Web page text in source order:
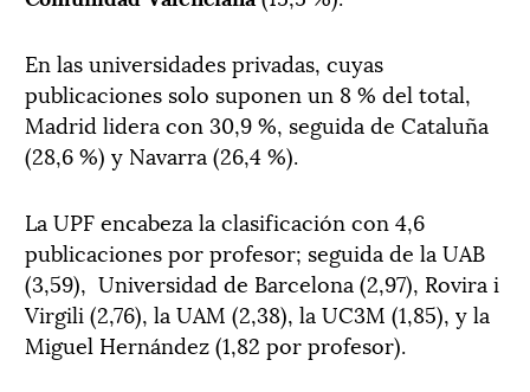
En las universidades privadas, cuyas
publicaciones solo suponen un 8 % del total,
Madrid lidera con 30,9 %, seguida de Cataluña
(28,6 %) y Navarra (26,4 %).
La UPF encabeza la clasificación con 4,6
publicaciones por profesor; seguida de la UAB
(3,59), Universidad de Barcelona (2,97), Rovira i
Virgili (2,76), la UAM (2,38), la UC3M (1,85), y la
Miguel Hernández (1,82 por profesor).